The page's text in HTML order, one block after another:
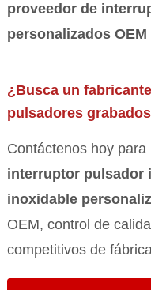
proveedor de
personalizados OEM
¿Busca un
pulsadores
Contáctenos hoy
interruptor pulsador
inoxidable
OEM, control de
competitivos de